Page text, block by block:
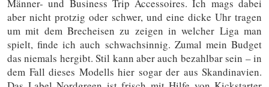
Männer- und Business Trip Accessoires. Ich mags dabei
aber nicht protzig oder schwer, und eine dicke Uhr tragen
um mit dem Brecheisen zu zeigen in welcher Liga man
spielt, finde ich auch schwachsinnig. Zumal mein Budget
das niemals hergibt. Stil kann aber auch bezahlbar sein – in
dem Fall dieses Modells hier sogar der aus Skandinavien.